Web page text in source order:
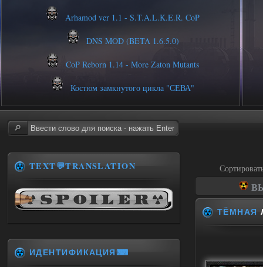
Arhamod ver 1.1 - S.T.A.L.K.E.R. CoP
DNS MOD (BETA 1.6.5.0)
CoP Reborn 1.14 - More Zaton Mutants
Костюм замкнутого цикла "СЕВА"
ТЁМНАЯ
TEXT💬TRANSLATION
ИДЕНТИФИКАЦИЯ⌨